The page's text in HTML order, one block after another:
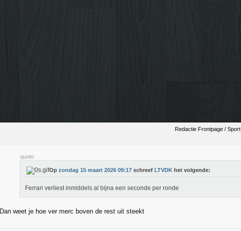
Redactie Frontpage / Sport
quote:
Op zondag 15 maart 2026 09:17 schreef LTVDK het volgende:
Ferrari verliest inmiddels al bijna een seconde per ronde
Dan weet je hoe ver merc boven de rest uit steekt